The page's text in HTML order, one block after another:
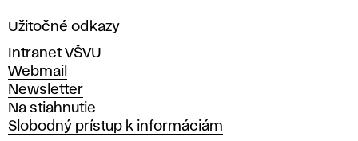
a
ý
t
v
a
r
Užitočné odkazy
Intranet VŠVU
Webmail
Newsletter
Na stiahnutie
Slobodný prístup k informáciám